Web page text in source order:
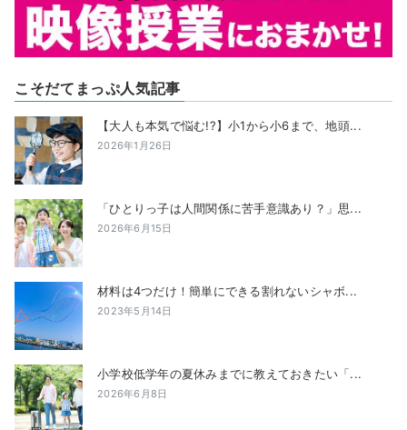
こそだてまっぷ人気記事
【大人も本気で悩む!?】小1から小6まで、地頭...
2026年1月26日
「ひとりっ子は人間関係に苦手意識あり？」思...
2026年6月15日
材料は4つだけ！簡単にできる割れないシャボ...
2023年5月14日
小学校低学年の夏休みまでに教えておきたい「...
2026年6月8日